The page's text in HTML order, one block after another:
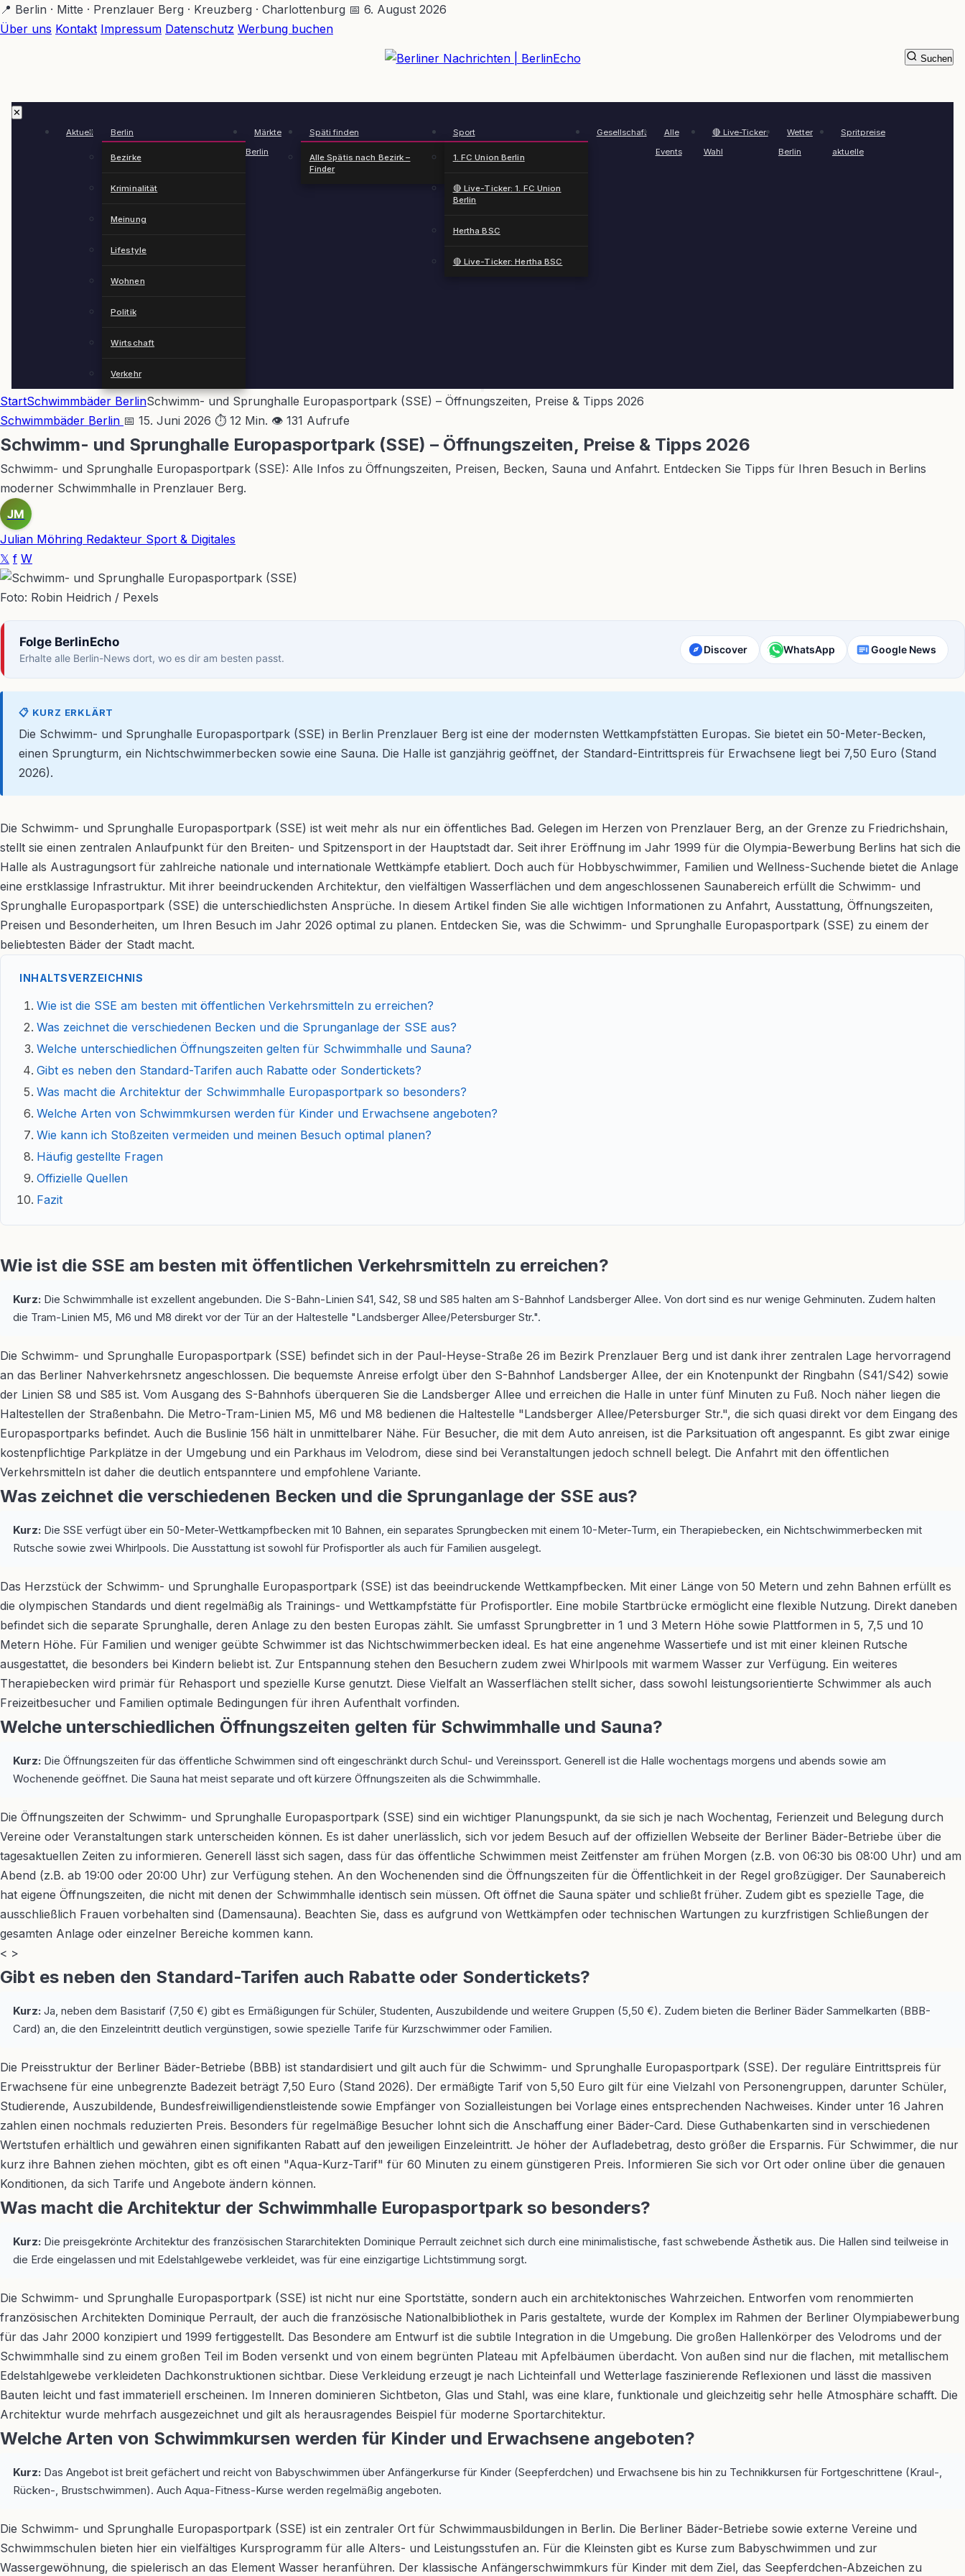
Zum
Hauptinhalt
📍 Berlin · Mitte · Prenzlauer Berg · Kreuzberg · Charlottenburg 📅 6. August 2026
Über uns Kontakt Impressum Datenschutz Werbung buchen
✕
Aktuell Berlin
Bezirke
Kriminalität
Meinung
Lifestyle
Wohnen
Politik
Wirtschaft
Verkehr
Märkte
Berlin
Späti finden
Alle Spätis nach Bezirk –
Finder
Sport
1. FC Union Berlin
🔴 Live-Ticker: 1. FC Union
Berlin
Hertha BSC
🔴 Live-Ticker: Hertha BSC
Gesellschaft
Alle
Events
🔴 Live-Ticker:
Wahl
Wetter
Berlin
Spritpreise
aktuelle
Suchen
StartSchwimmbäder BerlinSchwimm- und Sprunghalle Europasportpark (SSE) – Öffnungszeiten, Preise & Tipps 2026
Schwimmbäder Berlin 📅 15. Juni 2026 ⏱ 12 Min. 👁 131 Aufrufe
Schwimm- und Sprunghalle Europasportpark (SSE) – Öffnungszeiten, Preise & Tipps 2026
Schwimm- und Sprunghalle Europasportpark (SSE): Alle Infos zu Öffnungszeiten, Preisen, Becken, Sauna und Anfahrt. Entdecken Sie Tipps für Ihren Besuch in Berlins
moderner Schwimmhalle in Prenzlauer Berg.
JM
Julian Möhring Redakteur Sport & Digitales
𝕏 f W
Foto: Robin Heidrich / Pexels
Folge BerlinEcho
Erhalte alle Berlin-News dort, wo es dir am besten passt.
Discover WhatsApp Google News
📋 KURZ ERKLÄRT
Die Schwimm- und Sprunghalle Europasportpark (SSE) in Berlin Prenzlauer Berg ist eine der modernsten Wettkampfstätten Europas. Sie bietet ein 50-Meter-Becken,
einen Sprungturm, ein Nichtschwimmerbecken sowie eine Sauna. Die Halle ist ganzjährig geöffnet, der Standard-Eintrittspreis für Erwachsene liegt bei 7,50 Euro (Stand
2026).
Die Schwimm- und Sprunghalle Europasportpark (SSE) ist weit mehr als nur ein öffentliches Bad. Gelegen im Herzen von Prenzlauer Berg, an der Grenze zu Friedrichshain,
stellt sie einen zentralen Anlaufpunkt für den Breiten- und Spitzensport in der Hauptstadt dar. Seit ihrer Eröffnung im Jahr 1999 für die Olympia-Bewerbung Berlins hat sich die
Halle als Austragungsort für zahlreiche nationale und internationale Wettkämpfe etabliert. Doch auch für Hobbyschwimmer, Familien und Wellness-Suchende bietet die Anlage
eine erstklassige Infrastruktur. Mit ihrer beeindruckenden Architektur, den vielfältigen Wasserflächen und dem angeschlossenen Saunabereich erfüllt die Schwimm- und
Sprunghalle Europasportpark (SSE) die unterschiedlichsten Ansprüche. In diesem Artikel finden Sie alle wichtigen Informationen zu Anfahrt, Ausstattung, Öffnungszeiten,
Preisen und Besonderheiten, um Ihren Besuch im Jahr 2026 optimal zu planen. Entdecken Sie, was die Schwimm- und Sprunghalle Europasportpark (SSE) zu einem der
beliebtesten Bäder der Stadt macht.
INHALTSVERZEICHNIS
Wie ist die SSE am besten mit öffentlichen Verkehrsmitteln zu erreichen?
Was zeichnet die verschiedenen Becken und die Sprunganlage der SSE aus?
Welche unterschiedlichen Öffnungszeiten gelten für Schwimmhalle und Sauna?
Gibt es neben den Standard-Tarifen auch Rabatte oder Sondertickets?
Was macht die Architektur der Schwimmhalle Europasportpark so besonders?
Welche Arten von Schwimmkursen werden für Kinder und Erwachsene angeboten?
Wie kann ich Stoßzeiten vermeiden und meinen Besuch optimal planen?
Häufig gestellte Fragen
Offizielle Quellen
Fazit
Wie ist die SSE am besten mit öffentlichen Verkehrsmitteln zu erreichen?
Kurz: Die Schwimmhalle ist exzellent angebunden. Die S-Bahn-Linien S41, S42, S8 und S85 halten am S-Bahnhof Landsberger Allee. Von dort sind es nur wenige Gehminuten. Zudem halten
die Tram-Linien M5, M6 und M8 direkt vor der Tür an der Haltestelle "Landsberger Allee/Petersburger Str.".
Die Schwimm- und Sprunghalle Europasportpark (SSE) befindet sich in der Paul-Heyse-Straße 26 im Bezirk Prenzlauer Berg und ist dank ihrer zentralen Lage hervorragend
an das Berliner Nahverkehrsnetz angeschlossen. Die bequemste Anreise erfolgt über den S-Bahnhof Landsberger Allee, der ein Knotenpunkt der Ringbahn (S41/S42) sowie
der Linien S8 und S85 ist. Vom Ausgang des S-Bahnhofs überqueren Sie die Landsberger Allee und erreichen die Halle in unter fünf Minuten zu Fuß. Noch näher liegen die
Haltestellen der Straßenbahn. Die Metro-Tram-Linien M5, M6 und M8 bedienen die Haltestelle "Landsberger Allee/Petersburger Str.", die sich quasi direkt vor dem Eingang des
Europasportparks befindet. Auch die Buslinie 156 hält in unmittelbarer Nähe. Für Besucher, die mit dem Auto anreisen, ist die Parksituation oft angespannt. Es gibt zwar einige
kostenpflichtige Parkplätze in der Umgebung und ein Parkhaus im Velodrom, diese sind bei Veranstaltungen jedoch schnell belegt. Die Anfahrt mit den öffentlichen
Verkehrsmitteln ist daher die deutlich entspanntere und empfohlene Variante.
Was zeichnet die verschiedenen Becken und die Sprunganlage der SSE aus?
Kurz: Die SSE verfügt über ein 50-Meter-Wettkampfbecken mit 10 Bahnen, ein separates Sprungbecken mit einem 10-Meter-Turm, ein Therapiebecken, ein Nichtschwimmerbecken mit
Rutsche sowie zwei Whirlpools. Die Ausstattung ist sowohl für Profisportler als auch für Familien ausgelegt.
Das Herzstück der Schwimm- und Sprunghalle Europasportpark (SSE) ist das beeindruckende Wettkampfbecken. Mit einer Länge von 50 Metern und zehn Bahnen erfüllt es
die olympischen Standards und dient regelmäßig als Trainings- und Wettkampfstätte für Profisportler. Eine mobile Startbrücke ermöglicht eine flexible Nutzung. Direkt daneben
befindet sich die separate Sprunghalle, deren Anlage zu den besten Europas zählt. Sie umfasst Sprungbretter in 1 und 3 Metern Höhe sowie Plattformen in 5, 7,5 und 10
Metern Höhe. Für Familien und weniger geübte Schwimmer ist das Nichtschwimmerbecken ideal. Es hat eine angenehme Wassertiefe und ist mit einer kleinen Rutsche
ausgestattet, die besonders bei Kindern beliebt ist. Zur Entspannung stehen den Besuchern zudem zwei Whirlpools mit warmem Wasser zur Verfügung. Ein weiteres
Therapiebecken wird primär für Rehasport und spezielle Kurse genutzt. Diese Vielfalt an Wasserflächen stellt sicher, dass sowohl leistungsorientierte Schwimmer als auch
Freizeitbesucher und Familien optimale Bedingungen für ihren Aufenthalt vorfinden.
Welche unterschiedlichen Öffnungszeiten gelten für Schwimmhalle und Sauna?
Kurz: Die Öffnungszeiten für das öffentliche Schwimmen sind oft eingeschränkt durch Schul- und Vereinssport. Generell ist die Halle wochentags morgens und abends sowie am
Wochenende geöffnet. Die Sauna hat meist separate und oft kürzere Öffnungszeiten als die Schwimmhalle.
Die Öffnungszeiten der Schwimm- und Sprunghalle Europasportpark (SSE) sind ein wichtiger Planungspunkt, da sie sich je nach Wochentag, Ferienzeit und Belegung durch
Vereine oder Veranstaltungen stark unterscheiden können. Es ist daher unerlässlich, sich vor jedem Besuch auf der offiziellen Webseite der Berliner Bäder-Betriebe über die
tagesaktuellen Zeiten zu informieren. Generell lässt sich sagen, dass für das öffentliche Schwimmen meist Zeitfenster am frühen Morgen (z.B. von 06:30 bis 08:00 Uhr) und am
Abend (z.B. ab 19:00 oder 20:00 Uhr) zur Verfügung stehen. An den Wochenenden sind die Öffnungszeiten für die Öffentlichkeit in der Regel großzügiger. Der Saunabereich
hat eigene Öffnungszeiten, die nicht mit denen der Schwimmhalle identisch sein müssen. Oft öffnet die Sauna später und schließt früher. Zudem gibt es spezielle Tage, die
ausschließlich Frauen vorbehalten sind (Damensauna). Beachten Sie, dass es aufgrund von Wettkämpfen oder technischen Wartungen zu kurzfristigen Schließungen der
gesamten Anlage oder einzelner Bereiche kommen kann.
< >
Gibt es neben den Standard-Tarifen auch Rabatte oder Sondertickets?
Kurz: Ja, neben dem Basistarif (7,50 €) gibt es Ermäßigungen für Schüler, Studenten, Auszubildende und weitere Gruppen (5,50 €). Zudem bieten die Berliner Bäder Sammelkarten (BBB-
Card) an, die den Einzeleintritt deutlich vergünstigen, sowie spezielle Tarife für Kurzschwimmer oder Familien.
Die Preisstruktur der Berliner Bäder-Betriebe (BBB) ist standardisiert und gilt auch für die Schwimm- und Sprunghalle Europasportpark (SSE). Der reguläre Eintrittspreis für
Erwachsene für eine unbegrenzte Badezeit beträgt 7,50 Euro (Stand 2026). Der ermäßigte Tarif von 5,50 Euro gilt für eine Vielzahl von Personengruppen, darunter Schüler,
Studierende, Auszubildende, Bundesfreiwilligendienstleistende sowie Empfänger von Sozialleistungen bei Vorlage eines entsprechenden Nachweises. Kinder unter 16 Jahren
zahlen einen nochmals reduzierten Preis. Besonders für regelmäßige Besucher lohnt sich die Anschaffung einer Bäder-Card. Diese Guthabenkarten sind in verschiedenen
Wertstufen erhältlich und gewähren einen signifikanten Rabatt auf den jeweiligen Einzeleintritt. Je höher der Aufladebetrag, desto größer die Ersparnis. Für Schwimmer, die nur
kurz ihre Bahnen ziehen möchten, gibt es oft einen "Aqua-Kurz-Tarif" für 60 Minuten zu einem günstigeren Preis. Informieren Sie sich vor Ort oder online über die genauen
Konditionen, da sich Tarife und Angebote ändern können.
Was macht die Architektur der Schwimmhalle Europasportpark so besonders?
Kurz: Die preisgekrönte Architektur des französischen Stararchitekten Dominique Perrault zeichnet sich durch eine minimalistische, fast schwebende Ästhetik aus. Die Hallen sind teilweise in
die Erde eingelassen und mit Edelstahlgewebe verkleidet, was für eine einzigartige Lichtstimmung sorgt.
Die Schwimm- und Sprunghalle Europasportpark (SSE) ist nicht nur eine Sportstätte, sondern auch ein architektonisches Wahrzeichen. Entworfen vom renommierten
französischen Architekten Dominique Perrault, der auch die französische Nationalbibliothek in Paris gestaltete, wurde der Komplex im Rahmen der Berliner Olympiabewerbung
für das Jahr 2000 konzipiert und 1999 fertiggestellt. Das Besondere am Entwurf ist die subtile Integration in die Umgebung. Die großen Hallenkörper des Velodroms und der
Schwimmhalle sind zu einem großen Teil im Boden versenkt und von einem begrünten Plateau mit Apfelbäumen überdacht. Von außen sind nur die flachen, mit metallischem
Edelstahlgewebe verkleideten Dachkonstruktionen sichtbar. Diese Verkleidung erzeugt je nach Lichteinfall und Wetterlage faszinierende Reflexionen und lässt die massiven
Bauten leicht und fast immateriell erscheinen. Im Inneren dominieren Sichtbeton, Glas und Stahl, was eine klare, funktionale und gleichzeitig sehr helle Atmosphäre schafft. Die
Architektur wurde mehrfach ausgezeichnet und gilt als herausragendes Beispiel für moderne Sportarchitektur.
Welche Arten von Schwimmkursen werden für Kinder und Erwachsene angeboten?
Kurz: Das Angebot ist breit gefächert und reicht von Babyschwimmen über Anfängerkurse für Kinder (Seepferdchen) und Erwachsene bis hin zu Technikkursen für Fortgeschrittene (Kraul-,
Rücken-, Brustschwimmen). Auch Aqua-Fitness-Kurse werden regelmäßig angeboten.
Die Schwimm- und Sprunghalle Europasportpark (SSE) ist ein zentraler Ort für Schwimmausbildungen in Berlin. Die Berliner Bäder-Betriebe sowie externe Vereine und
Schwimmschulen bieten hier ein vielfältiges Kursprogramm für alle Alters- und Leistungsstufen an. Für die Kleinsten gibt es Kurse zum Babyschwimmen und zur
Wassergewöhnung, die spielerisch an das Element Wasser heranführen. Der klassische Anfängerschwimmkurs für Kinder mit dem Ziel, das Seepferdchen-Abzeichen zu